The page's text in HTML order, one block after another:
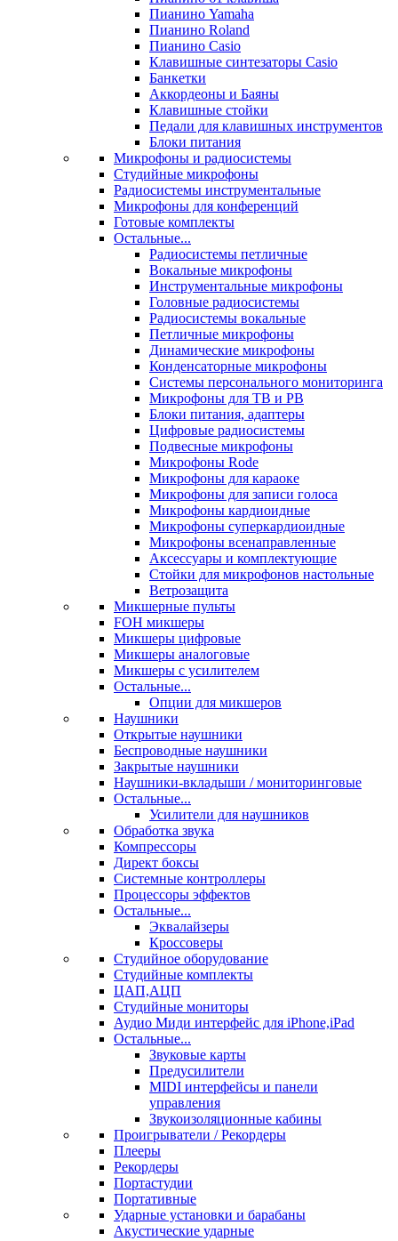
Пианино Yamaha
Пианино Roland
Пианино Casio
Клавишные синтезаторы Casio
Банкетки
Аккордеоны и Баяны
Клавишные стойки
Педали для клавишных инструментов
Блоки питания
Микрофоны и радиосистемы
Студийные микрофоны
Радиосистемы инструментальные
Микрофоны для конференций
Готовые комплекты
Остальные...
Радиосистемы петличные
Вокальные микрофоны
Инструментальные микрофоны
Головные радиосистемы
Радиосистемы вокальные
Петличные микрофоны
Динамические микрофоны
Конденсаторные микрофоны
Системы персонального мониторинга
Микрофоны для ТВ и РВ
Блоки питания, адаптеры
Цифровые радиосистемы
Подвесные микрофоны
Микрофоны Rode
Микрофоны для караоке
Микрофоны для записи голоса
Микрофоны кардиоидные
Микрофоны суперкардиоидные
Микрофоны всенаправленные
Аксессуары и комплектующие
Стойки для микрофонов настольные
Ветрозащита
Микшерные пульты
FOH микшеры
Микшеры цифровые
Микшеры аналоговые
Микшеры с усилителем
Остальные...
Опции для микшеров
Наушники
Открытые наушники
Беспроводные наушники
Закрытые наушники
Наушники-вкладыши / мониторинговые
Остальные...
Усилители для наушников
Обработка звука
Компрессоры
Директ боксы
Системные контроллеры
Процессоры эффектов
Остальные...
Эквалайзеры
Кроссоверы
Студийное оборудование
Студийные комплекты
ЦАП,АЦП
Студийные мониторы
Аудио Миди интерфейс для iPhone,iPad
Остальные...
Звуковые карты
Предусилители
MIDI интерфейсы и панели
управления
Звукоизоляционные кабины
Проигрыватели / Рекордеры
Плееры
Рекордеры
Портастудии
Портативные
Ударные установки и барабаны
Акустические ударные